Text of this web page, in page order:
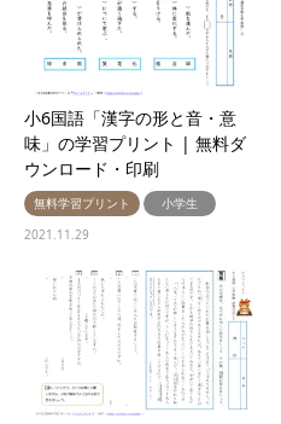
小6国語「漢字の形と音・意
味」の学習プリント | 無料ダ
ウンロード・印刷
無料学習プリント
小学生
2021.11.29